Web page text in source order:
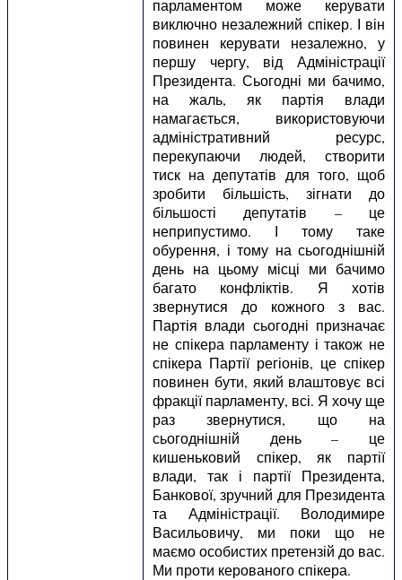
парламентом може керувати
виключно незалежний спікер. І він
повинен керувати незалежно, у
першу чергу, від Адміністрації
Президента. Сьогодні ми бачимо,
на жаль, як партія влади
намагається, використовуючи
адміністративний ресурс,
перекупаючи людей, створити
тиск на депутатів для того, щоб
зробити більшість, зігнати до
більшості депутатів – це
неприпустимо. І тому таке
обурення, і тому на сьогоднішній
день на цьому місці ми бачимо
багато конфліктів. Я хотів
звернутися до кожного з вас.
Партія влади сьогодні призначає
не спікера парламенту і також не
спікера Партії регіонів, це спікер
повинен бути, який влаштовує всі
фракції парламенту, всі. Я хочу ще
раз звернутися, що на
сьогоднішній день – це
кишеньковий спікер, як партії
влади, так і партії Президента,
Банкової, зручний для Президента
та Адміністрації. Володимире
Васильовичу, ми поки що не
маємо особистих претензій до вас.
Ми проти керованого спікера.